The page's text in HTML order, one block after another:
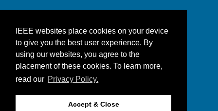
IEEE websites place cookies on your device
to give you the best user experience. By
using our websites, you agree to the
placement of these cookies. To learn more,
read our Privacy Policy.
Accept & Close